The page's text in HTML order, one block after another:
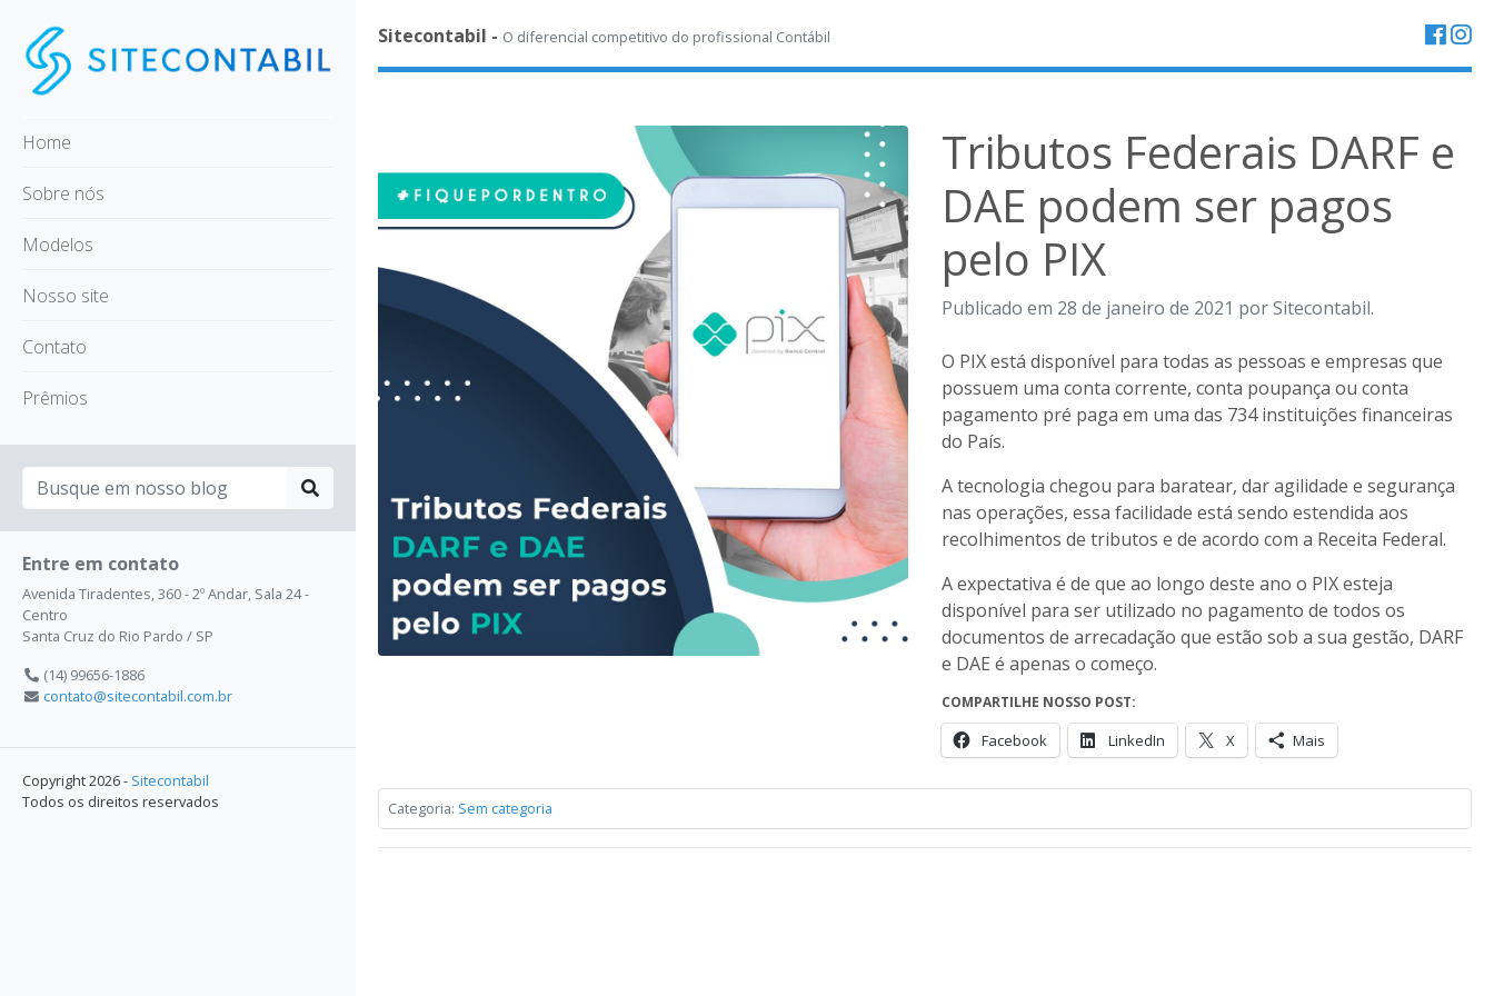
Home
Sobre nós
Modelos
Nosso site
Contato
Prêmios
Entre em contato
Avenida Tiradentes, 360 - 2º Andar, Sala 24 -
Centro
Santa Cruz do Rio Pardo / SP
(14) 99656-1886
contato@sitecontabil.com.br
Copyright 2026 - Sitecontabil
Todos os direitos reservados
Sitecontabil - O diferencial competitivo do profissional Contábil
Tributos Federais DARF e
DAE podem ser pagos
pelo PIX
Publicado em 28 de janeiro de 2021 por Sitecontabil.
O PIX está disponível para todas as pessoas e empresas que
possuem uma conta corrente, conta poupança ou conta
pagamento pré paga em uma das 734 instituições financeiras
do País.
A tecnologia chegou para baratear, dar agilidade e segurança
nas operações, essa facilidade está sendo estendida aos
recolhimentos de tributos e de acordo com a Receita Federal.
A expectativa é de que ao longo deste ano o PIX esteja
disponível para ser utilizado no pagamento de todos os
documentos de arrecadação que estão sob a sua gestão, DARF
e DAE é apenas o começo.
COMPARTILHE NOSSO POST:
Facebook LinkedIn X Mais
Categoria: Sem categoria